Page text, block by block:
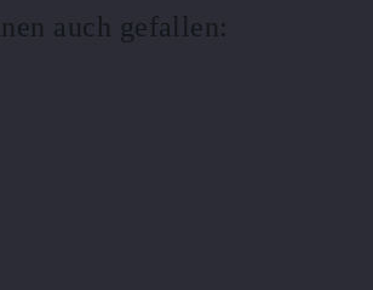
auch gefallen: